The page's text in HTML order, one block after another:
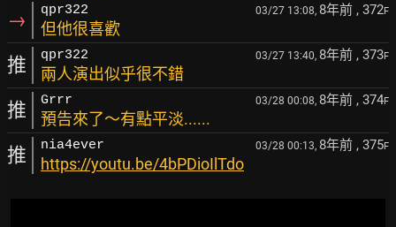
→ qpr322 03/27 13:08, 8年前 , 372F
但他很喜歡
推 qpr322 03/27 13:40, 8年前 , 373F
兩人演出似乎很不錯
推 Grrr 03/28 00:08, 8年前 , 374F
預告來了～有點平淡......
推 nia4ever 03/28 00:13, 8年前 , 375F
https://youtu.be/4bPDioIlTdo